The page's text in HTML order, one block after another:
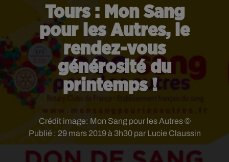
Tours : Mon Sang
pour les Autres, le
rendez-vous
générosité du
printemps !
Publié : 29 mars 2019 à 3h30 par Lucie Claussin
Crédit image: Mon Sang pour les Autres ©